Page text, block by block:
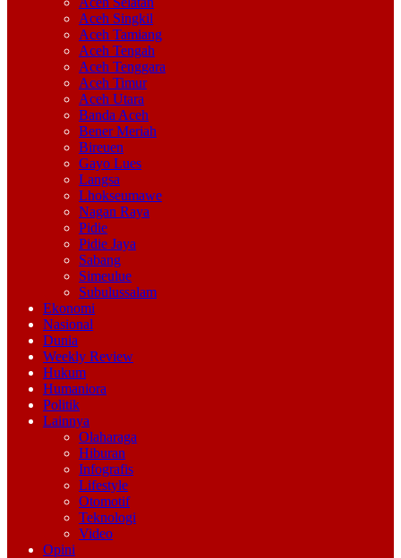
Aceh Singkil
Aceh Tamiang
Aceh Tengah
Aceh Tenggara
Aceh Timur
Aceh Utara
Banda Aceh
Bener Meriah
Bireuen
Gayo Lues
Langsa
Lhokseumawe
Nagan Raya
Pidie
Pidie Jaya
Sabang
Simeulue
Subulussalam
Ekonomi
Nasional
Dunia
Weekly Review
Hukum
Humaniora
Politik
Lainnya
Olaharaga
Hiburan
Infografis
Lifestyle
Otomotif
Teknologi
Video
Opini